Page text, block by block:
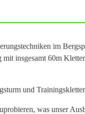
im
insgesamt 60m
und
was unser